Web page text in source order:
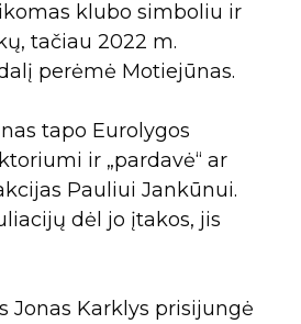
klubo simboliu ir
tačiau 2022 m.
perėmė Motiejūnas.
tapo Eurolygos
ir „pardavė“ ar
Pauliui Jankūnui.
dėl jo įtakos, jis
Jonas Karklys prisijungė